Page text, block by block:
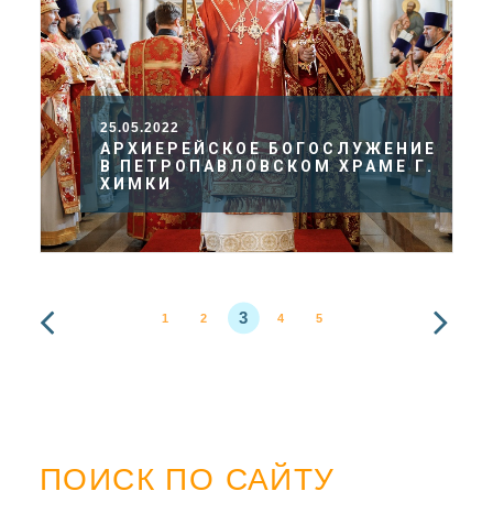
25.05.2022
АРХИЕРЕЙСКОЕ БОГОСЛУЖЕНИЕ
В ПЕТРОПАВЛОВСКОМ ХРАМЕ Г.
ХИМКИ
1 2 3 4 5
ПОИСК ПО САЙТУ